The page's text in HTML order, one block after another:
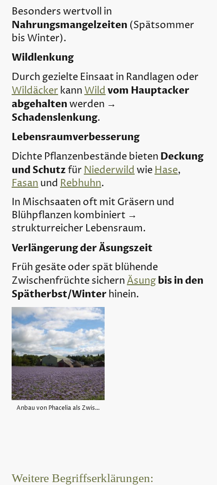
Besonders wertvoll in
Nahrungsmangelzeiten (Spätsommer
bis Winter).
Wildlenkung
Durch gezielte Einsaat in Randlagen oder
WildäckerkannWildvom Hauptacker
abgehaltenwerden →
Schadenslenkung.
Lebensraumverbesserung
Dichte Pflanzenbestände bieten Deckung
und SchutzfürNiederwildwieHase,
Fasanund Rebhuhn.
In Mischsaaten oft mit Gräsern und
Blühpflanzen kombiniert →
strukturreicher Lebensraum.
Verlängerung der Äsungszeit
Früh gesäte oder spät blühende
Zwischenfrüchte sichernÄsungbis in den
Spätherbst/Winterhinein.
Anbau von Phacelia als Zwischenfrucht
Weitere Begriffserklärungen: